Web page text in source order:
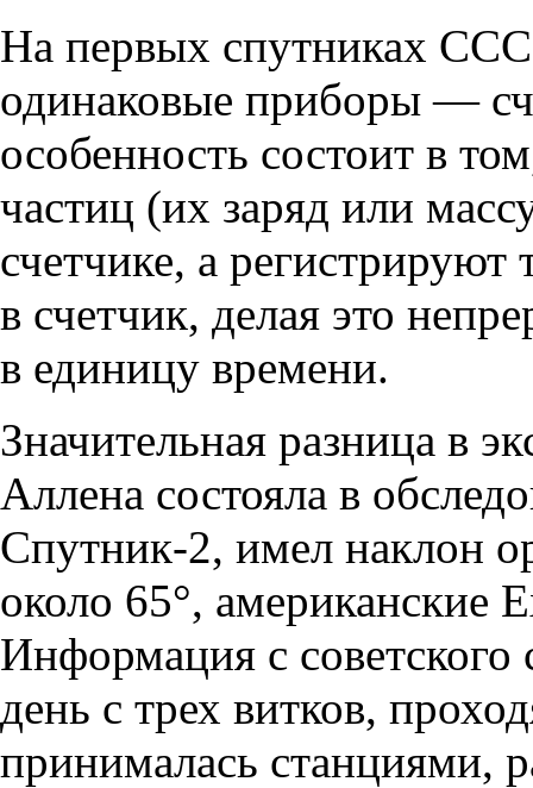
На первых спутниках
одинаковые приборы —
особенность состоит в
частиц (их заряд или
счетчике, а
в счетчик, делая это
в единицу времени.
Значительная разница в
Аллена состояла в
Спутник-2, имел наклон
около 65°, американские
Информация с советского
день с трех витков,
принималась станциями,